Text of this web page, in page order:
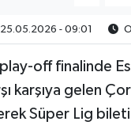
25.05.2026 - 09:01
off finalinde
karşıya gelen
Süper Lig